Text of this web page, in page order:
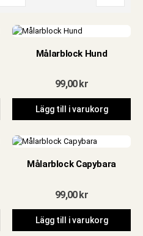
Målarblock Hund
99,00kr
Lägg till i varukorg
Målarblock Capybara
99,00kr
Lägg till i varukorg